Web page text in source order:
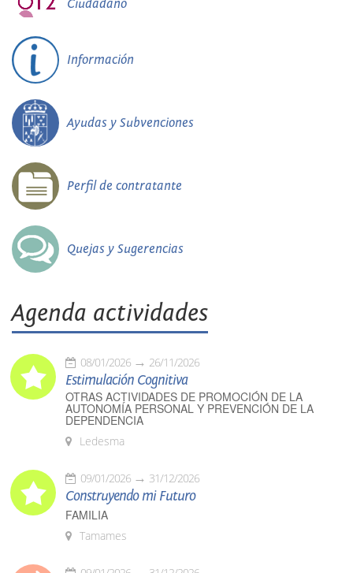
Ciudadano
Información
Ayudas y Subvenciones
Perfil de contratante
Quejas y Sugerencias
Agenda actividades
08/01/2026 26/11/2026
Estimulación Cognitiva
OTRAS ACTIVIDADES DE PROMOCIÓN DE LA
AUTONOMÍA PERSONAL Y PREVENCIÓN DE LA
DEPENDENCIA
Ledesma
09/01/2026 31/12/2026
Construyendo mi Futuro
FAMILIA
Tamames